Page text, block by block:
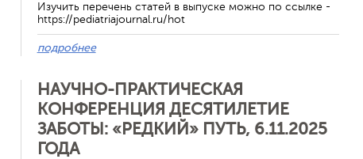
Изучить перечень статей в выпуске можно по ссылке -
https://pediatriajournal.ru/hot
подробнее
НАУЧНО-ПРАКТИЧЕСКАЯ
КОНФЕРЕНЦИЯ ДЕСЯТИЛЕТИЕ
ЗАБОТЫ: «РЕДКИЙ» ПУТЬ, 6.11.2025
ГОДА